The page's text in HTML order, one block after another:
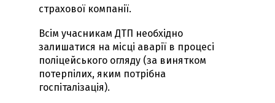
страхової компанії.
Всім учасникам ДТП необхідно
залишатися на місці аварії в процесі
поліцейського огляду (за винятком
потерпілих, яким потрібна
госпіталізація).